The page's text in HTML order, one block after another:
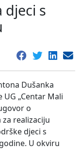
djeci s
Dušanka
„Centar Mali
o
realizaciju
djeci s
U okviru